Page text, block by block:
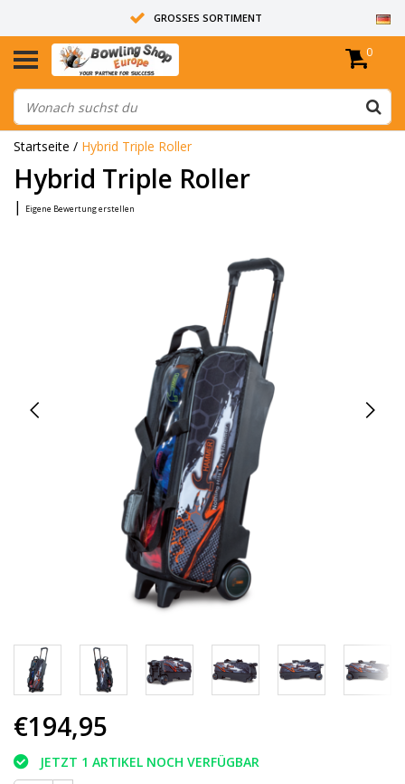
GROSSES SORTIMENT
14 TAGE RÜCKGABERECHT
ALLE BOWLINGKUGELN SIND UNGEBOHRT
0
Startseite / Hybrid Triple Roller
Hybrid Triple Roller
| Eigene Bewertung erstellen
€194,95
JETZT 1 ARTIKEL NOCH VERFÜGBAR